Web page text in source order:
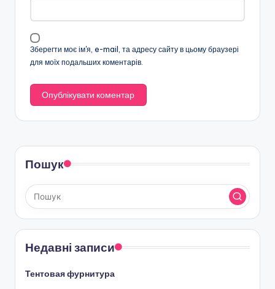
Зберегти моє ім'я, e-mail, та адресу сайту в цьому браузері
для моїх подальших коментарів.
Пошук
Недавні записи
Тентовая фурнитура